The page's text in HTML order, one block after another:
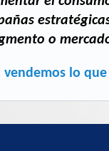
o
vendemos lo